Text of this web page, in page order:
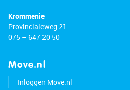
Krommenie
Provincialeweg 21
075 – 647 20 50
Move.nl
Inloggen Move.nl